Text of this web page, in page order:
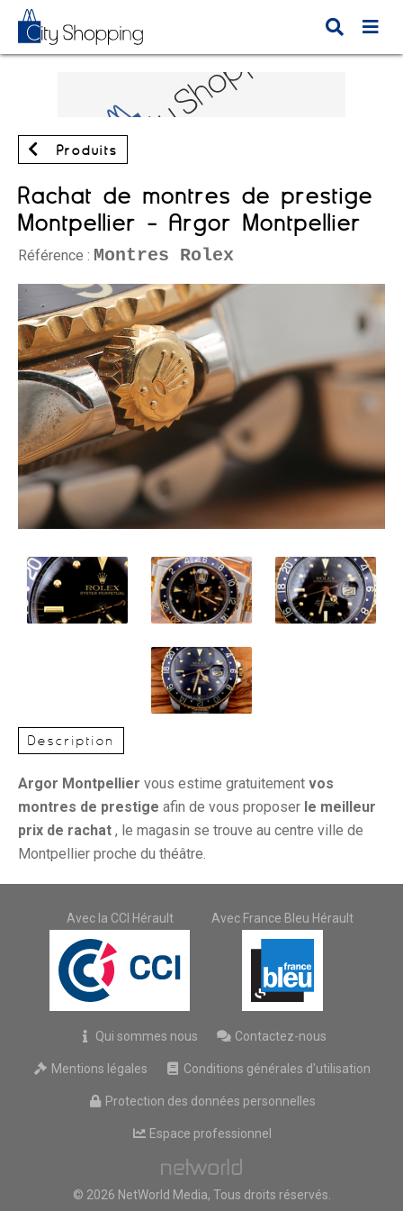
Produits
Rachat de montres de prestige
Montpellier - Argor Montpellier
Référence : Montres Rolex
Description
Argor Montpellier vous estime gratuitement vos
montres de prestige afin de vous proposer le meilleur
prix de rachat , le magasin se trouve au centre ville de
Montpellier proche du théâtre.
Avec la CCI Hérault Avec France Bleu Hérault
Qui sommes nous Contactez-nous
Mentions légales Conditions générales d'utilisation
Protection des données personnelles
Espace professionnel
© 2026 NetWorld Media, Tous droits réservés.